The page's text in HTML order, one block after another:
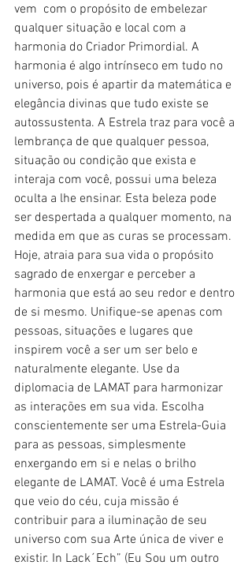
vem  com o propósito de embelezar
qualquer situação e local com a
harmonia do Criador Primordial. A
harmonia é algo intrínseco em tudo no
universo, pois é apartir da matemática e
elegância divinas que tudo existe se
autossustenta. A Estrela traz para você a
lembrança de que qualquer pessoa,
situação ou condição que exista e
interaja com você, possui uma beleza
oculta a lhe ensinar. Esta beleza pode
ser despertada a qualquer momento, na
medida em que as curas se processam.
Hoje, atraia para sua vida o propósito
sagrado de enxergar e perceber a
harmonia que está ao seu redor e dentro
de si mesmo. Unifique-se apenas com
pessoas, situações e lugares que
inspirem você a ser um ser belo e
naturalmente elegante. Use da
diplomacia de LAMAT para harmonizar
as interações em sua vida. Escolha
conscientemente ser uma Estrela-Guia
para as pessoas, simplesmente
enxergando em si e nelas o brilho
elegante de LAMAT. Você é uma Estrela
que veio do céu, cuja missão é
contribuir para a iluminação de seu
universo com sua Arte única de viver e
existir. In Lack´Ech” (Eu Sou um outro